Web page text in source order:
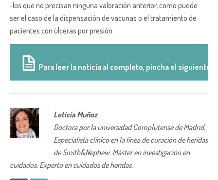
-los que no precisan ninguna valoración anterior, como puede
ser el caso de la dispensación de vacunas o el tratamiento de
pacientes con úlceras por presión.
Para leer la noticia al completo, pincha el siguiente
Leticia Muñoz
Doctora por la universidad Complutense de Madrid.
Especialista clínico en la línea de curación de heridas
de Smith&Nephew. Máster en investigación en
cuidados. Experto en cuidados de heridas.